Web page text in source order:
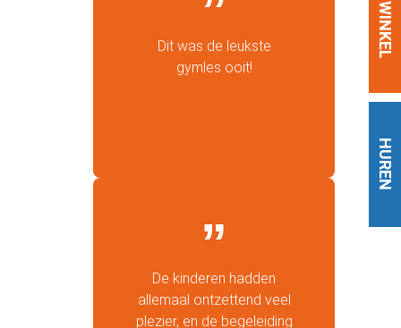
HUREN
WINKEL
Dit was de leukste
gymles ooit!
De kinderen hadden
allemaal ontzettend veel
plezier, en de begeleiding